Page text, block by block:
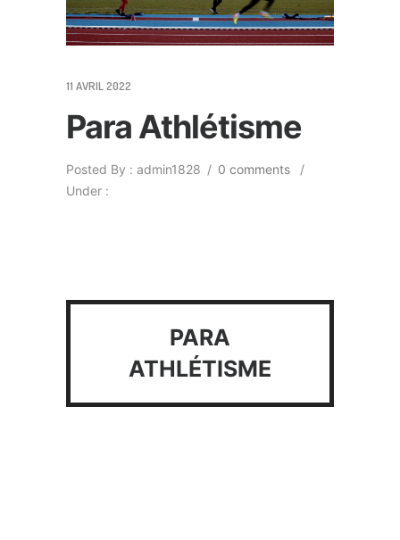
11 AVRIL 2022
Para Athlétisme
Posted By : admin1828 / 0 comments
/
Under :
PARA
ATHLÉTISME